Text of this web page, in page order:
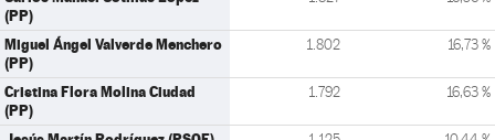
(PP)
Miguel Ángel Valverde Menchero
(PP)
1.802 16,73 %
Cristina Flora Molina Ciudad
(PP)
1.792 16,63 %